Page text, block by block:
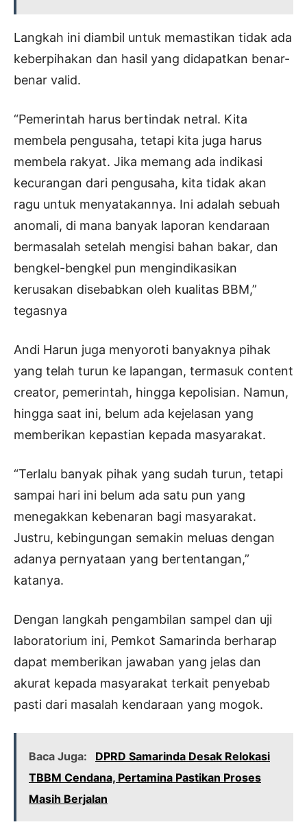
Langkah ini diambil untuk memastikan tidak ada
keberpihakan dan hasil yang didapatkan benar-
benar valid.
“Pemerintah harus bertindak netral. Kita
membela pengusaha, tetapi kita juga harus
membela rakyat. Jika memang ada indikasi
kecurangan dari pengusaha, kita tidak akan
ragu untuk menyatakannya. Ini adalah sebuah
anomali, di mana banyak laporan kendaraan
bermasalah setelah mengisi bahan bakar, dan
bengkel-bengkel pun mengindikasikan
kerusakan disebabkan oleh kualitas BBM,”
tegasnya
Andi Harun juga menyoroti banyaknya pihak
yang telah turun ke lapangan, termasuk content
creator, pemerintah, hingga kepolisian. Namun,
hingga saat ini, belum ada kejelasan yang
memberikan kepastian kepada masyarakat.
“Terlalu banyak pihak yang sudah turun, tetapi
sampai hari ini belum ada satu pun yang
menegakkan kebenaran bagi masyarakat.
Justru, kebingungan semakin meluas dengan
adanya pernyataan yang bertentangan,”
katanya.
Dengan langkah pengambilan sampel dan uji
laboratorium ini, Pemkot Samarinda berharap
dapat memberikan jawaban yang jelas dan
akurat kepada masyarakat terkait penyebab
pasti dari masalah kendaraan yang mogok.
Baca Juga:
DPRD Samarinda Desak Relokasi
TBBM Cendana, Pertamina Pastikan Proses
Masih Berjalan